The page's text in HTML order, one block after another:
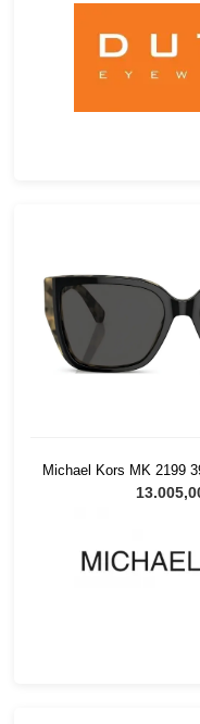
Michael Kors MK 2199